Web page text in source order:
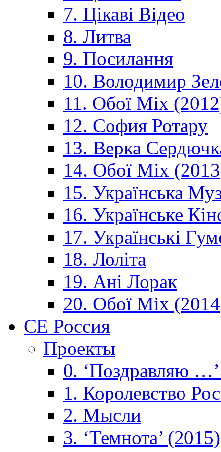
7. Цікаві Відео
8. Литва
9. Посилання
10. Володимир
11. Обої Mix
12. София Ротару
13. Верка
14. Обої Mix
15. Українська
16. Українське
17. Українські
18. Лоліта
19. Ані Лорак
20. Обої Mix
CE Россия
Проекты
0. ‘Поздравляю
1. Королевствo
2. Мысли
3. ‘Темнота’ (2015)